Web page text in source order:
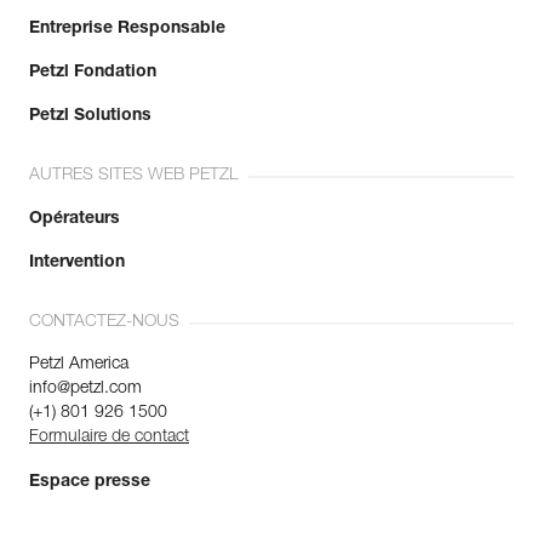
Entreprise Responsable
Petzl Fondation
Petzl Solutions
AUTRES SITES WEB PETZL
Opérateurs
Intervention
CONTACTEZ-NOUS
Petzl America
info@petzl.com
(+1) 801 926 1500
Formulaire de contact
Espace presse